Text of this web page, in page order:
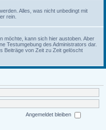
Alles, was nicht unbedingt mit
rein.
möchte, kann sich hier austoben. Aber
Testumgebung des Administrators dar.
Beiträge von Zeit zu Zeit gelöscht
Angemeldet bleiben